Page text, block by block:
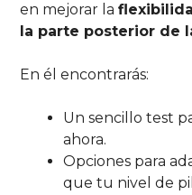
en mejorar la
la parte posterior de
En él encontrarás:
Un sencillo test
ahora.
Opciones para
que tu nivel de